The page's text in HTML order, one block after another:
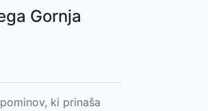
Gornja
ki prinaša